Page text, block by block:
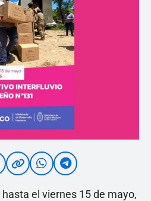
el viernes 15 de mayo,